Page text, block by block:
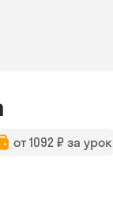
от 1092 ₽ за урок